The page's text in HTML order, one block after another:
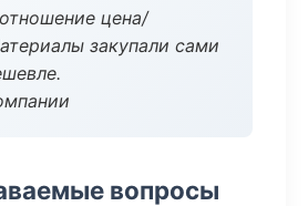
цена/
закупали сами
вопросы